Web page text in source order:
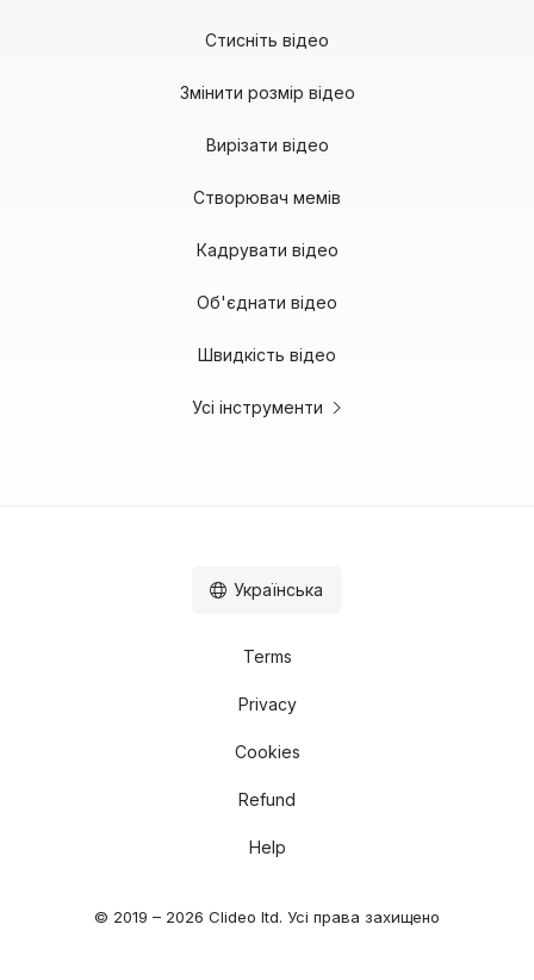
Стисніть відео
Змінити розмір відео
Вирізати відео
Створювач мемів
Кадрувати відео
Об'єднати відео
Швидкість відео
Усі інструменти
© 2019 – 2026 Clideo ltd. Усі права захищено
Terms
Privacy
Cookies
Refund
Help
Українська